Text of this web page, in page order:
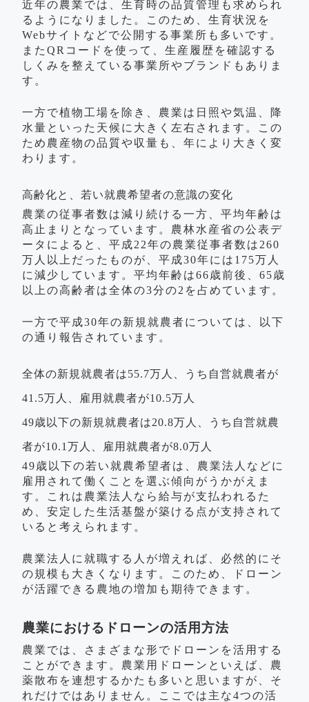
近年の農業では、生育時の品質管理も求められ
るようになりました。このため、生育状況を
Webサイトなどで公開する事業所も多いです。
またQRコードを使って、生産履歴を確認する
しくみを整えている事業所やブランドもありま
す。
一方で植物工場を除き、農業は日照や気温、降
水量といった天候に大きく左右されます。この
ため農産物の品質や収量も、年により大きく変
わります。
高齢化と、若い就農希望者の意識の変化
農業の従事者数は減り続ける一方、平均年齢は
高止まりとなっています。農林水産省の公表デ
ータによると、平成22年の農業従事者数は260
万人以上だったものが、平成30年には175万人
に減少しています。平均年齢は66歳前後、65歳
以上の高齢者は全体の3分の2を占めています。
一方で平成30年の新規就農者については、以下
の通り報告されています。
全体の新規就農者は55.7万人、うち自営就農者が
41.5万人、雇用就農者が10.5万人
49歳以下の新規就農者は20.8万人、うち自営就農
者が10.1万人、雇用就農者が8.0万人
49歳以下の若い就農希望者は、農業法人などに
雇用されて働くことを選ぶ傾向がうかがえま
す。これは農業法人なら給与が支払われるた
め、安定した生活基盤が築ける点が支持されて
いると考えられます。
農業法人に就職する人が増えれば、必然的にそ
の規模も大きくなります。このため、ドローン
が活躍できる農地の増加も期待できます。
農業におけるドローンの活用方法
農業では、さまざまな形でドローンを活用する
ことができます。農業用ドローンといえば、農
薬散布を連想するかたも多いと思いますが、そ
れだけではありません。ここでは主な4つの活